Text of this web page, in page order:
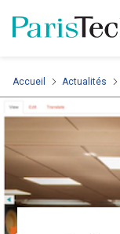
Aller
au
contenu
Accueil Actualités